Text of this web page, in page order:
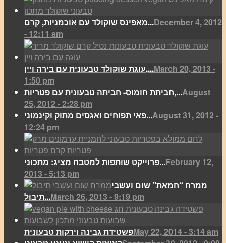
מאפינס שוקולד עם אוכמניות, קרם...December 4, 2012
- 12:11 am
עוגת שוקולד טבעונית עם בירה ויין,...March 20, 2013 -
1:50 pm
חביתת חומוס- חביתה טבעונית עם פטריות,...August
25, 2012 - 2:28 pm
פאי תפוחים ואגסים מתוק וקינמוני...August 31, 2012 -
12:24 pm
פרוייקט שותפות למטבח מציג: מתכוני...February 12,
2013 - 5:13 pm
ממרח “חמאת” שום ועשבי
תיבול...March 26, 2013 - 9:19 pm
פשטידת גבינה וירקות טבעוניתMay 22, 2014 - 3:14 am